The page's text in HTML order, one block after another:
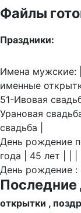
Файлы
Праздники:
Имена мужские:
именные
51-Ивовая
Урановая
свадьба |
День рождение
года | 45 лет | | | |
День рождение :
Последние
открытки ,